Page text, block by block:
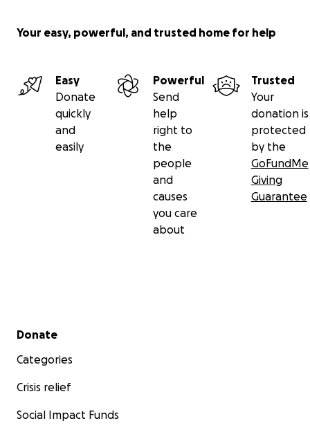
Your easy, powerful, and trusted home for help
Easy
Donate
quickly
and
easily
Powerful
Send
help
right to
the
people
and
causes
you care
about
Trusted
Your
donation is
protected
by the
GoFundMe
Giving
Guarantee
Secondary menu
Donate
Categories
Crisis relief
Social Impact Funds